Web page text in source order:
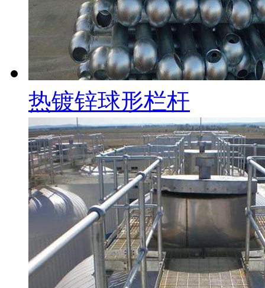
热镀锌球形栏杆